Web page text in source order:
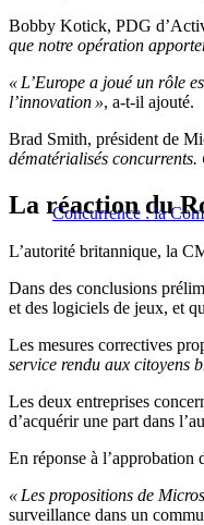
Bobby Kotick, PDG
que notre opération
« L’Europe a joué un rôle
l’innovation », a-t-il ajouté.
Brad Smith, président de
dématérialisés
Concurrence : la
La réaction du
L’autorité britannique, la
Dans des conclusions
et des logiciels de jeux, et
Les mesures correctives
service rendu aux citoyens
Les deux entreprises
d’acquérir une part dans
En réponse à l’approbation
« Les propositions de
surveillance dans un